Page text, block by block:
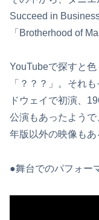
Succeed in
「Brotherhood of
YouTubeで探すと
「？？？」。それ
ドウェイで初演、
公演もあったよう
年版以外の映像もあ
●舞台でのパフォー